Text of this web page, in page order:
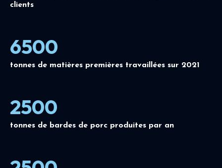
clients
6500
tonnes de matières premières travaillées sur 2021
2500
tonnes de bardes de porc produites par an